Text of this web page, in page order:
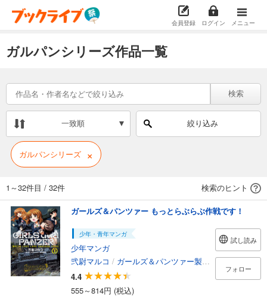
会員登録 ログイン メニュー
ガルパンシリーズ作品一覧
検索
一致順 絞り込み
ガルパンシリーズ ×
1～32件目 / 32件 検索のヒント
ガールズ＆パンツァー もっとらぶらぶ作戦です！
少年・青年マンガ
少年マンガ
弐尉マルコ / ガールズ＆パンツァー製作委員会
4.4
555～814円 (税込)
試し読み
フォロー